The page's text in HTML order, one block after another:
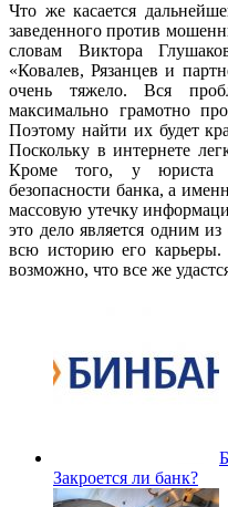
Что же касается
заведенного против
словам Виктора
«Ковалев, Рязанцев и
очень тяжело. Вся
максимально грамотно
Поэтому найти их будет
Поскольку в интернете
Кроме того, у юриста
безопасности банка, а
массовую утечку
это дело является одним
всю историю его
возможно, что все же
Закроется ли банк?